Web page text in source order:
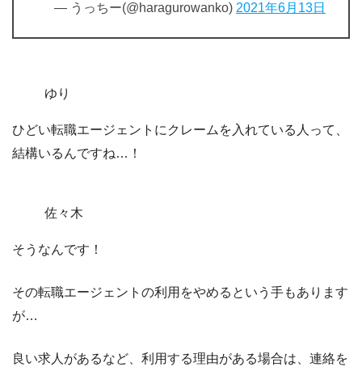
— うっちー(@haragurowanko) 2021年6月13日
ゆり
ひどい転職エージェントにクレームを入れている人って、
結構いるんですね…！
佐々木
そうなんです！
その転職エージェントの利用をやめるという手もあります
が…
良い求人があるなど、利用する理由がある場合は、連絡を